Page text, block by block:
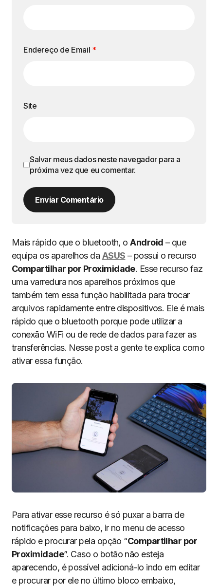
Endereço de Email *
Site
Salvar meus dados neste navegador para a
próxima vez que eu comentar.
Enviar Comentário
Mais rápido que o bluetooth, oAndroid – que
equipa os aparelhos da ASUS – possui o recurso
Compartilhar por Proximidade. Esse recurso faz
uma varredura nos aparelhos próximos que
também tem essa função habilitada para trocar
arquivos rapidamente entre dispositivos. Ele é mais
rápido que o bluetooth porque pode utilizar a
conexão WiFi ou de rede de dados para fazer as
transferências. Nesse post a gente te explica como
ativar essa função.
Para ativar esse recurso é só puxar a barra de
notificações para baixo, ir no menu de acesso
rápido e procurar pela opção “Compartilhar por
Proximidade”. Caso o botão não esteja
aparecendo, é possível adicioná-lo indo em editar
e procurar por ele no último bloco embaixo,